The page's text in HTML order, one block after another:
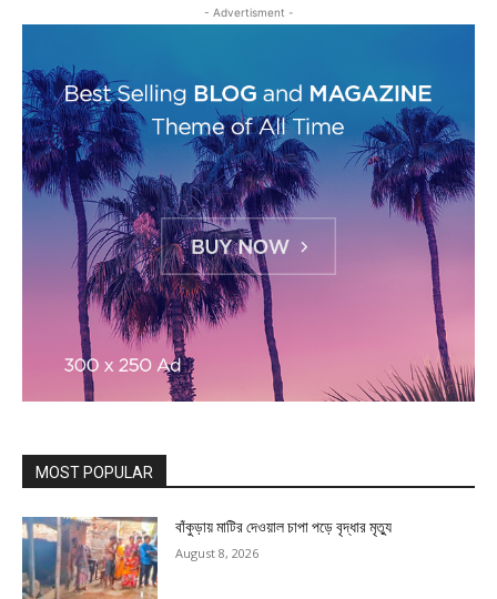
- Advertisment -
MOST POPULAR
বাঁকুড়ায় মাটির দেওয়াল চাপা পড়ে বৃদ্ধার মৃত্যু
August 8, 2026